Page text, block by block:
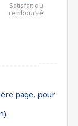
Satisfait ou
remboursé
page, pour